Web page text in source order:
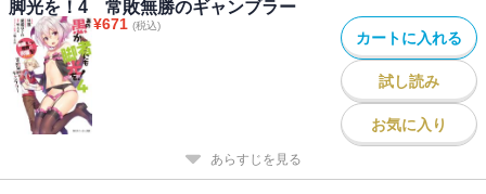
脚光を！4 常敗無勝のギャンブラー
¥671 (税込)
カートに入れる
試し読み
お気に入り
あらすじを見る